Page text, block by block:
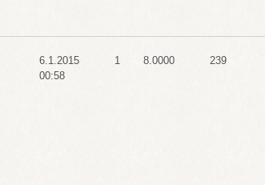
6.1.2015
00:58
1 8.0000 239